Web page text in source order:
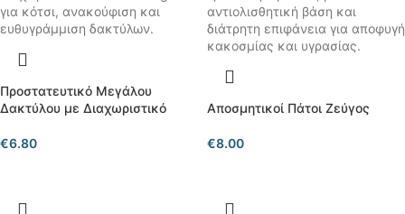
Προστατευτικό Μεγάλου
Δακτύλου με Διαχωριστικό
€6.80
Αποσμητικοί Πάτοι Ζεύγος
€8.00